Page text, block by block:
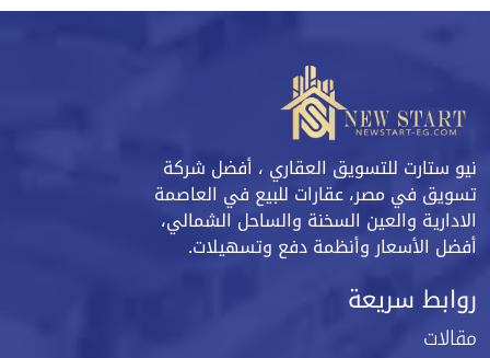
نيو ستارت للتسويق العقاري ، أفضل شركة
تسويق في مصر، عقارات للبيع في العاصمة
الادارية والعين السخنة والساحل الشمالي،
أفضل الأسعار وأنظمة دفع وتسهيلات.
روابط سريعة
مقالات